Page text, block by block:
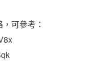
可參考：